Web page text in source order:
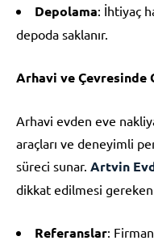
Depolama: İhtiyaç
depoda saklanır.
Arhavi ve
Arhavi evden eve
araçları ve deneyimli
süreci sunar. Artvin
dikkat edilmesi
Referanslar: